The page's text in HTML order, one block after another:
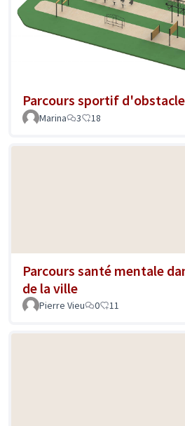
Parcours sportif
Marina
3 18
Parcours santé mentale
de la ville
Pierre Vieu 0 11